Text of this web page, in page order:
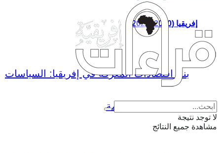
إفريقيا (2000–2026)
لا توجد نتيجة
مشاهدة جميع النتائج